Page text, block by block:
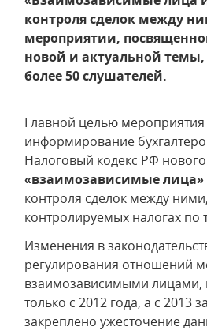
контроля сделок между
мероприятии,
новой и актуальной
более 50 слушателей.
Главной целью мероприятия
информирование
Налоговый кодекс РФ
«взаимозависимые лица»
контроля сделок между
контролируемых налогах по
Изменения в
регулирования отношений
взаимозависимыми лицами,
только с 2012 года, а с 2013
закреплено ужесточение